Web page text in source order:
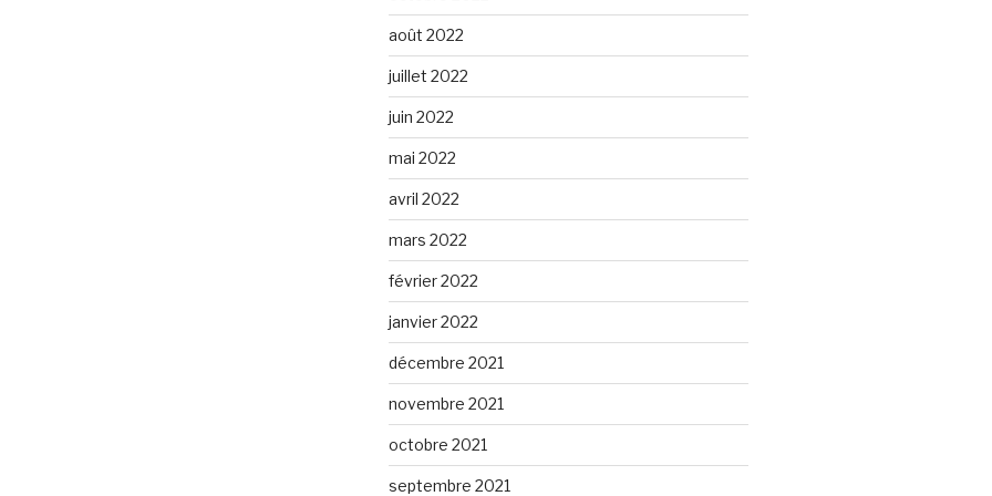
août 2022
juillet 2022
juin 2022
mai 2022
avril 2022
mars 2022
février 2022
janvier 2022
décembre 2021
novembre 2021
octobre 2021
septembre 2021